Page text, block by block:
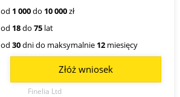
od 1 000do 10 000zł
od 18do 75 lat
od 30dni do maksymalnie 12 miesięcy
Finelia Ltd
Złóż wniosek